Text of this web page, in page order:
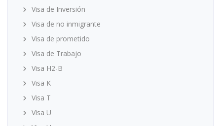
Visa de Inversión
Visa de no inmigrante
Visa de prometido
Visa de Trabajo
Visa H2-B
Visa K
Visa T
Visa U